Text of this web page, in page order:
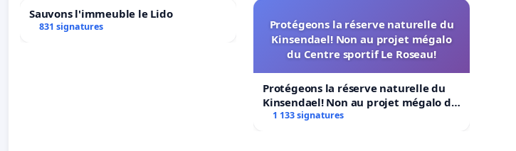
Sauvons l'immeuble le Lido
831 signatures
Protégeons la réserve naturelle du
Kinsendael! Non au projet mégalo
du Centre sportif Le Roseau!
Protégeons la réserve naturelle du
Kinsendael! Non au projet mégalo du
Centre sportif Le Roseau!
1 133 signatures